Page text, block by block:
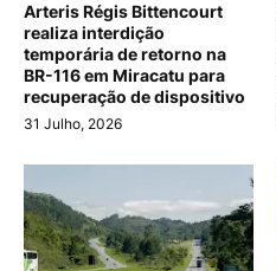
Arteris Régis Bittencourt
realiza interdição
temporária de retorno na
BR-116 em Miracatu para
recuperação de dispositivo
31 Julho, 2026